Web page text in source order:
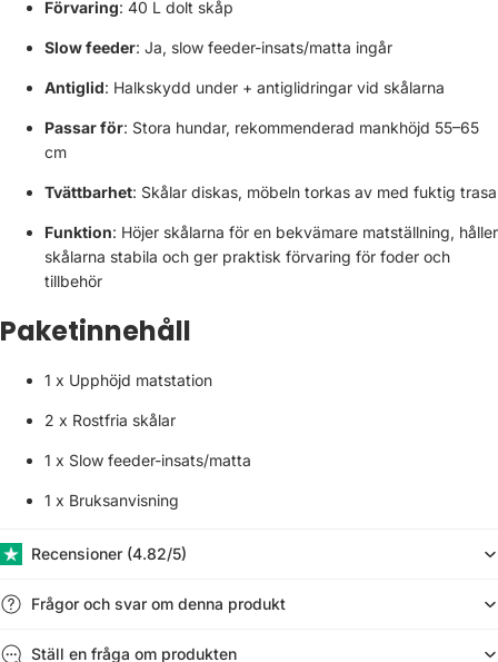
Förvaring: 40 L dolt skåp
Slow feeder: Ja, slow feeder-insats/matta ingår
Antiglid: Halkskydd under + antiglidringar vid skålarna
Passar för: Stora hundar, rekommenderad mankhöjd 55–65
cm
Tvättbarhet: Skålar diskas, möbeln torkas av med fuktig trasa
Funktion: Höjer skålarna för en bekvämare matställning, håller
skålarna stabila och ger praktisk förvaring för foder och
tillbehör
Paketinnehåll
1 x Upphöjd matstation
2 x Rostfria skålar
1 x Slow feeder-insats/matta
1 x Bruksanvisning
Recensioner (​4.82/5)
Frågor och svar om denna produkt
Ställ en fråga om produkten